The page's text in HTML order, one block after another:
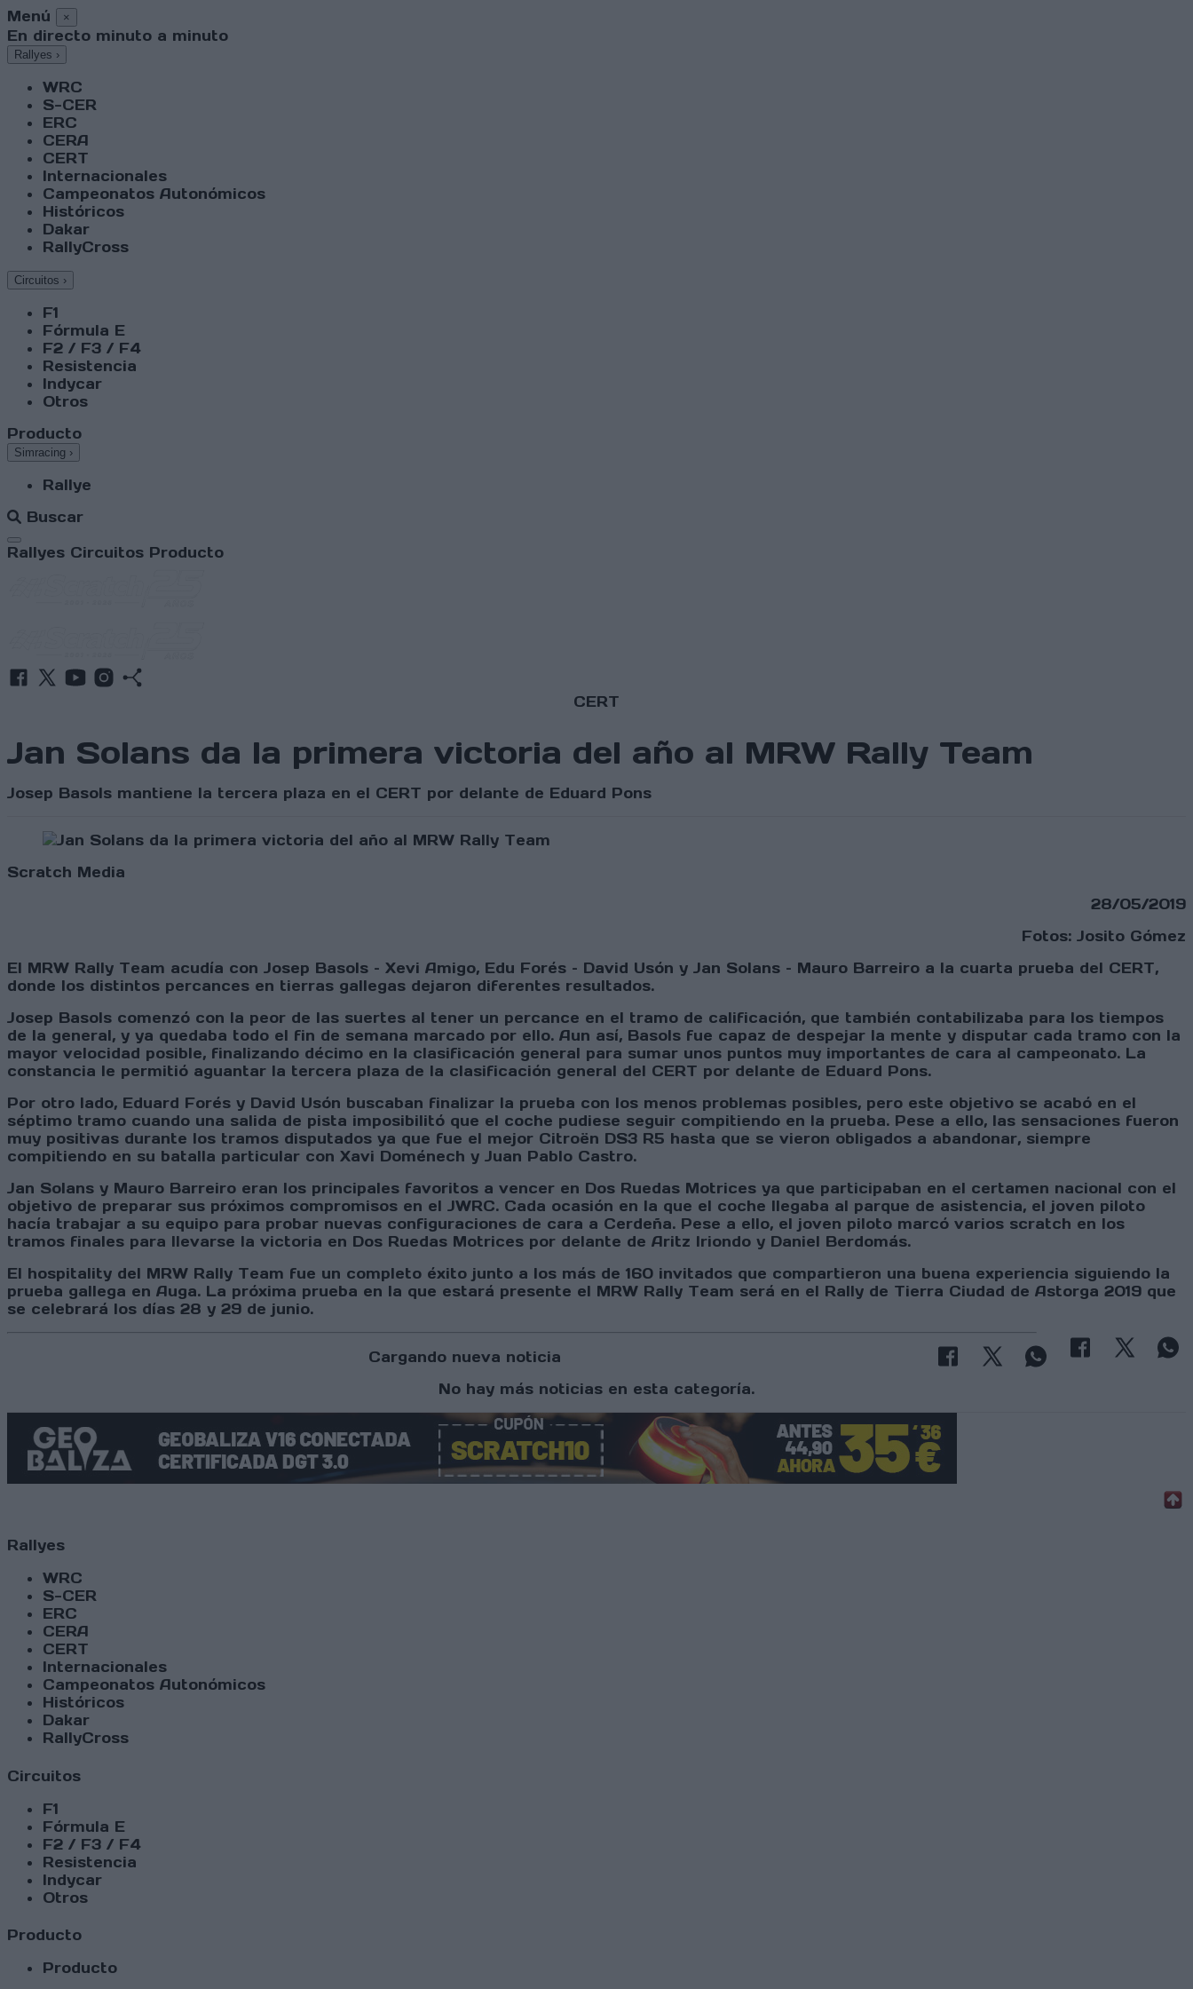
Menú ×
En directo minuto a minuto
Rallyes ›
WRC
S-CER
ERC
CERA
CERT
Internacionales
Campeonatos Autonómicos
Históricos
Dakar
RallyCross
Circuitos ›
F1
Fórmula E
F2 / F3 / F4
Resistencia
Indycar
Otros
Producto
Simracing ›
Rallye
Buscar
Abrir menú
Rallyes Circuitos Producto
CERT
Jan Solans da la primera victoria del año al MRW Rally Team
Josep Basols mantiene la tercera plaza en el CERT por delante de Eduard Pons
Scratch Media
28/05/2019
Fotos: Josito Gómez
El MRW Rally Team acudía con Josep Basols – Xevi Amigo, Edu Forés – David Usón y Jan Solans – Mauro Barreiro a la cuarta prueba del CERT,
donde los distintos percances en tierras gallegas dejaron diferentes resultados.
Josep Basols comenzó con la peor de las suertes al tener un percance en el tramo de calificación, que también contabilizaba para los tiempos
de la general, y ya quedaba todo el fin de semana marcado por ello. Aun así, Basols fue capaz de despejar la mente y disputar cada tramo con la
mayor velocidad posible, finalizando décimo en la clasificación general para sumar unos puntos muy importantes de cara al campeonato. La
constancia le permitió aguantar la tercera plaza de la clasificación general del CERT por delante de Eduard Pons.
Por otro lado, Eduard Forés y David Usón buscaban finalizar la prueba con los menos problemas posibles, pero este objetivo se acabó en el
séptimo tramo cuando una salida de pista imposibilitó que el coche pudiese seguir compitiendo en la prueba. Pese a ello, las sensaciones fueron
muy positivas durante los tramos disputados ya que fue el mejor Citroën DS3 R5 hasta que se vieron obligados a abandonar, siempre
compitiendo en su batalla particular con Xavi Doménech y Juan Pablo Castro.
Jan Solans y Mauro Barreiro eran los principales favoritos a vencer en Dos Ruedas Motrices ya que participaban en el certamen nacional con el
objetivo de preparar sus próximos compromisos en el JWRC. Cada ocasión en la que el coche llegaba al parque de asistencia, el joven piloto
hacía trabajar a su equipo para probar nuevas configuraciones de cara a Cerdeña. Pese a ello, el joven piloto marcó varios scratch en los
tramos finales para llevarse la victoria en Dos Ruedas Motrices por delante de Aritz Iriondo y Daniel Berdomás.
El hospitality del MRW Rally Team fue un completo éxito junto a los más de 160 invitados que compartieron una buena experiencia siguiendo la
prueba gallega en Auga. La próxima prueba en la que estará presente el MRW Rally Team será en el Rally de Tierra Ciudad de Astorga 2019 que
se celebrará los días 28 y 29 de junio.
Cargando nueva noticia
No hay más noticias en esta categoría.
Rallyes
WRC
S-CER
ERC
CERA
CERT
Internacionales
Campeonatos Autonómicos
Históricos
Dakar
RallyCross
Circuitos
F1
Fórmula E
F2 / F3 / F4
Resistencia
Indycar
Otros
Producto
Producto